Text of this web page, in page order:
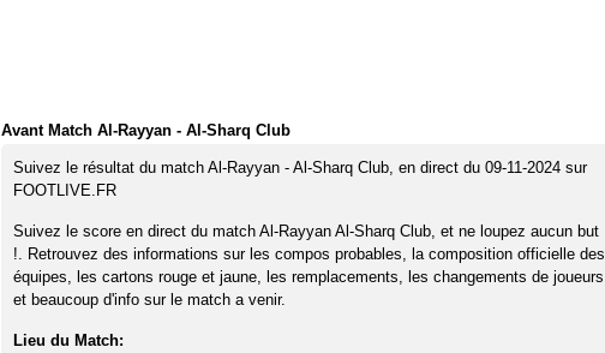
Avant Match Al-Rayyan - Al-Sharq Club
Suivez le résultat du match Al-Rayyan - Al-Sharq Club, en direct du 09-11-2024 sur
FOOTLIVE.FR
Suivez le score en direct du match Al-Rayyan Al-Sharq Club, et ne loupez aucun but
!. Retrouvez des informations sur les compos probables, la composition officielle des
équipes, les cartons rouge et jaune, les remplacements, les changements de joueurs
et beaucoup d'info sur le match a venir.
Lieu du Match: